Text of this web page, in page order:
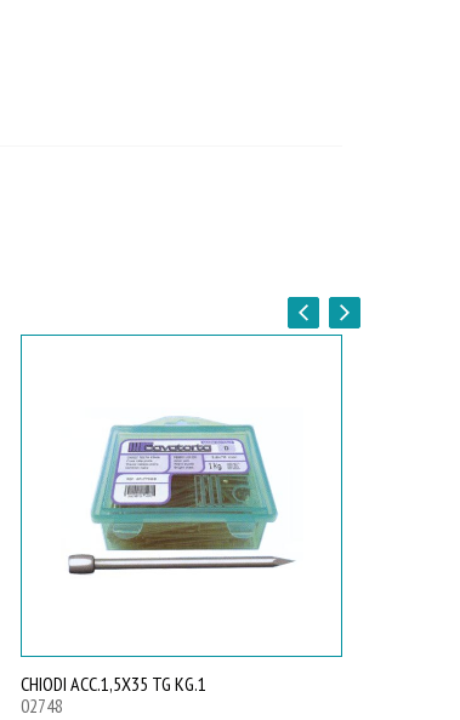
CHIODI ACC.1,5X35 TG KG.1
02748